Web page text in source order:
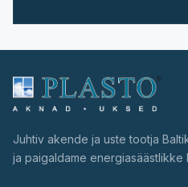
Juhtiv akende ja uste tootja
ja paigaldame energiasäästlikke